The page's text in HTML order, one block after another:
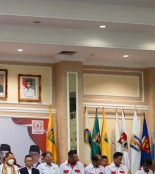
Lorenzo Sabet Penghargaan
Khusus dalam Acara FIM
Di Kesehatan, Politik | Desember 4, 2012